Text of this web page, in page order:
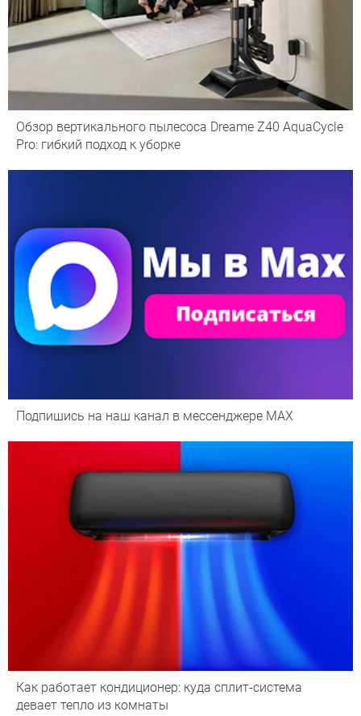
Обзор вертикального пылесоса Dreame Z40 AquaCycle
Pro: гибкий подход к уборке
Подпишись на наш канал в мессенджере МАХ
Как работает кондиционер: куда сплит-система
девает тепло из комнаты